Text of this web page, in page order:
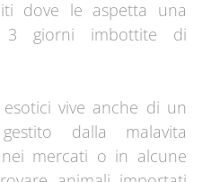
dove le aspetta una
3 giorni imbottite di
vive anche di un
dalla malavita
mercati o in alcune